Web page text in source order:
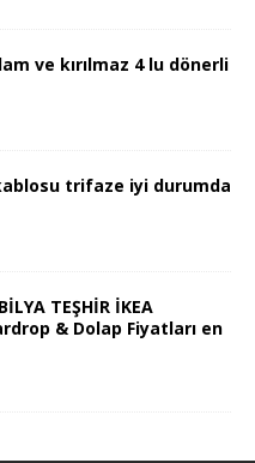
ve kırılmaz 4 lu dönerli
trifaze iyi durumda
TEŞHİR İKEA
& Dolap Fiyatları en